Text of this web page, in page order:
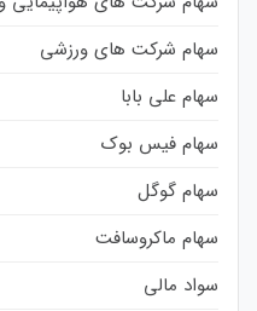
سهام شرکت های ورزشی
سهام علی بابا
سهام فیس بوک
سهام گوگل
سهام ماکروسافت
سواد مالی